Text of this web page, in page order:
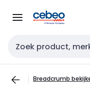
naar
naar
Zoekveld invoer
Breadcrumb